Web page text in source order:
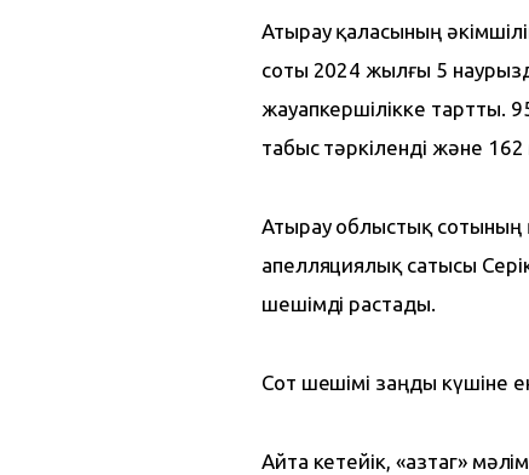
Атырау қаласының
соты 2024 жылғы 5
жауапкершілікке тартты.
табыс тәркіленді және
Атырау облыстық сотының
апелляциялық сатысы
шешімді растады.
Сот шешімі заңды күшіне
Айта кетейік, «Қазтаг»